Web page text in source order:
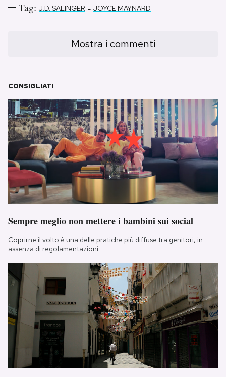
Tag: J.D. SALINGER - JOYCE MAYNARD
Mostra i commenti
CONSIGLIATI
Sempre meglio non mettere i bambini sui social
Coprirne il volto è una delle pratiche più diffuse tra genitori, in
assenza di regolamentazioni